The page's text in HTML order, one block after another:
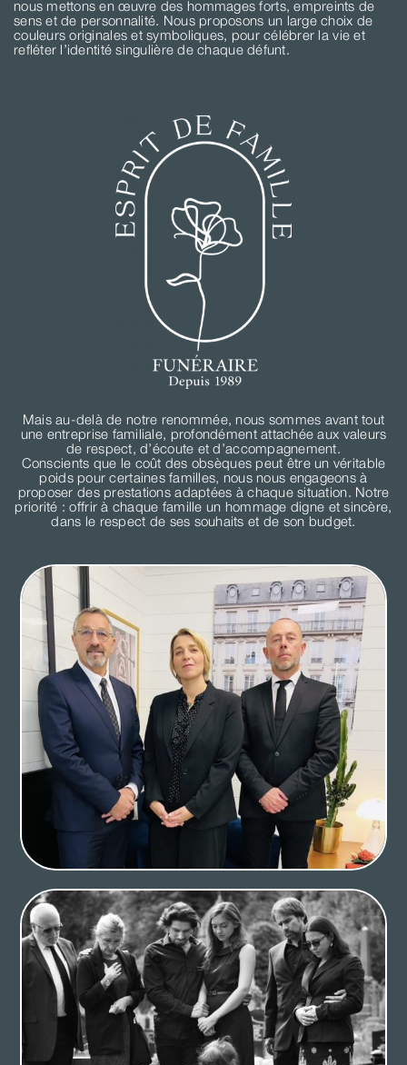
nous mettons en œuvre des hommages forts, empreints de
sens et de personnalité. Nous proposons un large choix de
couleurs originales et symboliques, pour célébrer la vie et
refléter l’identité singulière de chaque défunt.
Mais au-delà de notre renommée, nous sommes avant tout
une entreprise familiale, profondément attachée aux valeurs
de respect, d’écoute et d’accompagnement.
Conscients que le coût des obsèques peut être un véritable
poids pour certaines familles, nous nous engageons à
proposer des prestations adaptées à chaque situation. Notre
priorité : offrir à chaque famille un hommage digne et sincère,
dans le respect de ses souhaits et de son budget.